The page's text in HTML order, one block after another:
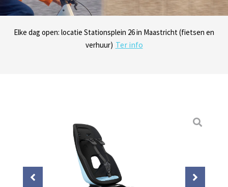
Dinsdag t/m zaterdag geopen: locaties Sphinxlunet 1 in Maastricht
(e-bikes) en Maaseikersteenweg 183 in Lanaken (fietsen en e-
Elke dag open: locatie Stationsplein 26 in Maastricht (fietsen en
verhuur) Ter info
Onze missie? Tevreden klanten! Lees reviews